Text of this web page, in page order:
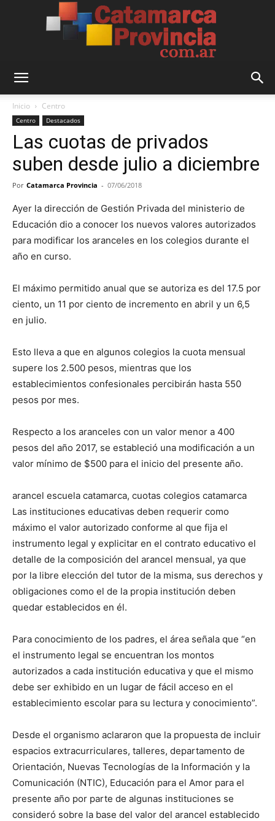
Provincia
Inicio Centro
Centro Destacados
Las cuotas de privados
suben desde julio a diciembre
Por Catamarca Provincia - 07/06/2018
Ayer la dirección de Gestión Privada del ministerio de
Educación dio a conocer los nuevos valores autorizados
para modificar los aranceles en los colegios durante el
año en curso.
El máximo permitido anual que se autoriza es del 17.5 por
ciento, un 11 por ciento de incremento en abril y un 6,5
en julio.
Esto lleva a que en algunos colegios la cuota mensual
supere los 2.500 pesos, mientras que los
establecimientos confesionales percibirán hasta 550
pesos por mes.
Respecto a los aranceles con un valor menor a 400
pesos del año 2017, se estableció una modificación a un
valor mínimo de $500 para el inicio del presente año.
arancel escuela catamarca, cuotas colegios catamarca
Las instituciones educativas deben requerir como
máximo el valor autorizado conforme al que fija el
instrumento legal y explicitar en el contrato educativo el
detalle de la composición del arancel mensual, ya que
por la libre elección del tutor de la misma, sus derechos y
obligaciones como el de la propia institución deben
quedar establecidos en él.
Para conocimiento de los padres, el área señala que “en
el instrumento legal se encuentran los montos
autorizados a cada institución educativa y que el mismo
debe ser exhibido en un lugar de fácil acceso en el
establecimiento escolar para su lectura y conocimiento”.
Desde el organismo aclararon que la propuesta de incluir
espacios extracurriculares, talleres, departamento de
Orientación, Nuevas Tecnologías de la Información y la
Comunicación (NTIC), Educación para el Amor para el
presente año por parte de algunas instituciones se
consideró sobre la base del valor del arancel establecido